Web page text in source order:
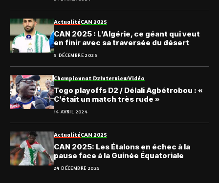
ActualitéCAN 2025
CAN 2025 : L’Algérie, ce géant qui veut
en finir avec sa traversée du désert
5 DÉCEMBRE 2025
Championnat D2InterviewVidéo
Togo playoffs D2 / Délali Agbétrobou : «
C’était un match très rude »
14 AVRIL 2024
ActualitéCAN 2025
CAN 2025: Les Étalons en échec à la
pause face à la Guinée Équatoriale
24 DÉCEMBRE 2025